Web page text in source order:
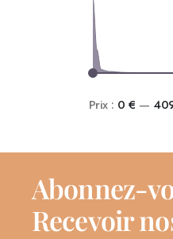
Prix : 0 € —
Abonnez-
Recevoir